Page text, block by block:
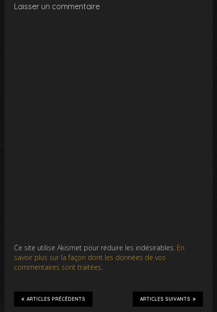
Laisser un commentaire
Ce site utilise Akismet pour réduire les indésirables. En
savoir plus sur la façon dont les données de vos
commentaires sont traitées.
ARTICLES SUIVANTS
ARTICLES PRÉCÉDENTS